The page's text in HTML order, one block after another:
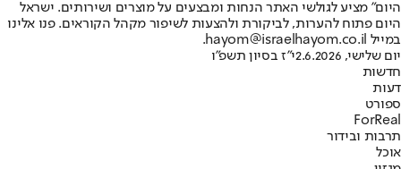
היום" מציע לגולשי האתר הנחות ומבצעים על מוצרים ושירותים. ישראל
היום פתוח להערות, לביקורת ולהצעות לשיפור מקהל הקוראים. פנו אלינו
במייל hayom@israelhayom.co.il.
יום שלישי, 2.6.2026
י"ז בסיון תשפ"ו
חדשות
דעות
ספורט
ForReal
תרבות ובידור
אוכל